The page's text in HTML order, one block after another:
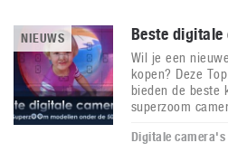
NIEUWS Beste digitale
Wil je een
kopen? Deze
bieden de beste
superzoom
Digitale